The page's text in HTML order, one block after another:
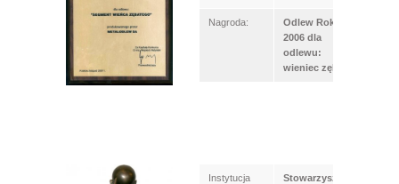
Nagroda:
Odlew Roku
2006 dla
odlewu:
wieniec zębaty
Instytucja
Stowarzyszenie